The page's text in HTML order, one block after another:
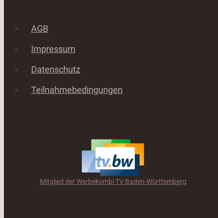
AGB
Impressum
Datenschutz
Teilnahmebedingungen
Mitglied der Werbekombi TV Baden-Württemberg